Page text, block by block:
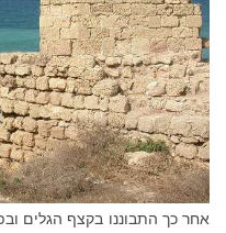
אחר כך התבוננו בקצף הגלים